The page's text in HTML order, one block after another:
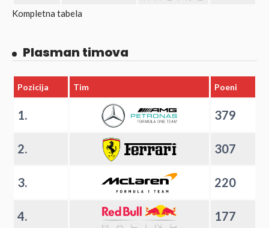
Kompletna tabela
Plasman timova
Pozicija Tim Poeni
1. 379
2. 307
3. 220
4. 177